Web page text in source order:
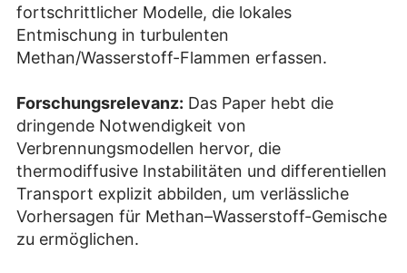
fortschrittlicher Modelle, die lokales
Entmischung in turbulenten
Methan/Wasserstoff-Flammen erfassen.
Forschungsrelevanz: Das Paper hebt die
dringende Notwendigkeit von
Verbrennungsmodellen hervor, die
thermodiffusive Instabilitäten und differentiellen
Transport explizit abbilden, um verlässliche
Vorhersagen für Methan–Wasserstoff-Gemische
zu ermöglichen.